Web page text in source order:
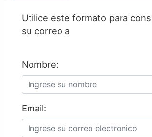
Utilice este formato para
su correo a
Nombre:
Email: